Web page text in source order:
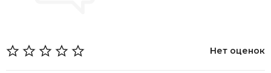
Нет оценок